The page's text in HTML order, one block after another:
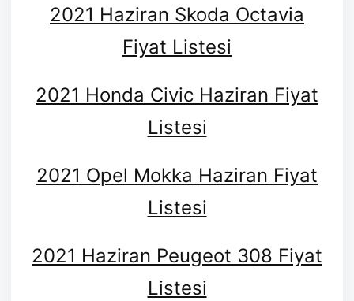
2021 Haziran Skoda Octavia
Fiyat Listesi
2021 Honda Civic Haziran Fiyat
Listesi
2021 Opel Mokka Haziran Fiyat
Listesi
2021 Haziran Peugeot 308 Fiyat
Listesi